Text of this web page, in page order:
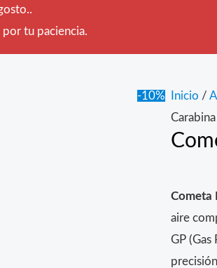
por tu paciencia.
-10% Inicio /
Carabina
Cometa
aire
GP